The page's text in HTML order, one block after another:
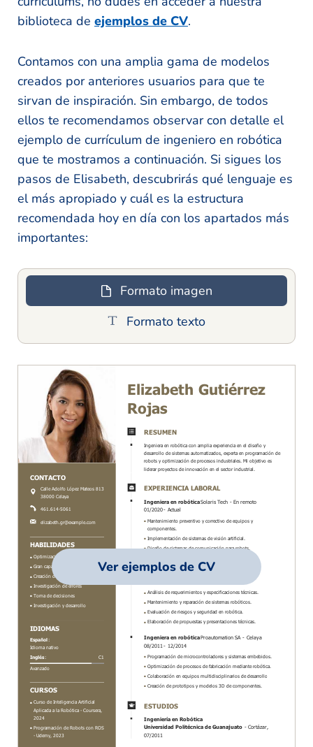
biblioteca de ejemplos de CV.
Contamos con una amplia gama de modelos
creados por anteriores usuarios para que te
sirvan de inspiración. Sin embargo, de todos
ellos te recomendamos observar con detalle el
ejemplo de currículum de ingeniero en robótica
que te mostramos a continuación. Si sigues los
pasos de Elisabeth, descubrirás qué lenguaje es
el más apropiado y cuál es la estructura
recomendada hoy en día con los apartados más
importantes:
Formato imagen
Formato texto
Ver ejemplos de CV